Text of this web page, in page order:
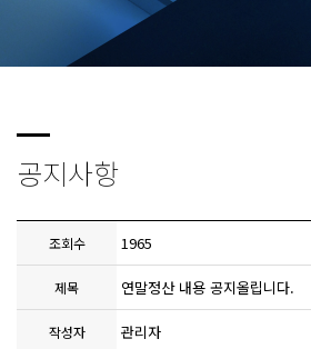
공지사항
조회수 1965
제목 연말정산 내용 공지올립니다.
작성자 관리자